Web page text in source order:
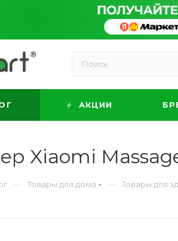
АКЦИИ
Xiaomi
— Товары для дома — Товары для